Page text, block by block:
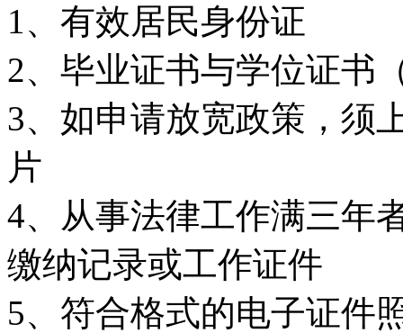
1、有效居民身份证
2、毕业证书与学位证书
3、如申请放宽政策，须
片
4、从事法律工作满三年
缴纳记录或工作证件
5、符合格式的电子证件